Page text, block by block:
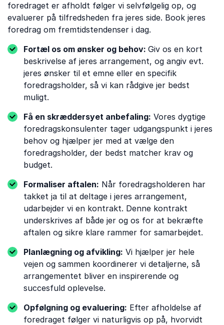
foredraget er afholdt følger vi selvfølgelig op, og
evaluerer på tilfredsheden fra jeres side. Book jeres
foredrag om fremtidstendenser i dag.
Fortæl os om ønsker og behov: Giv os en kort
beskrivelse af jeres arrangement, og angiv evt.
jeres ønsker til et emne eller en specifik
foredragsholder, så vi kan rådgive jer bedst
muligt.
Få en skræddersyet anbefaling: Vores dygtige
foredragskonsulenter tager udgangspunkt i jeres
behov og hjælper jer med at vælge den
foredragsholder, der bedst matcher krav og
budget.
Formaliser aftalen: Når foredragsholderen har
takket ja til at deltage i jeres arrangement,
udarbejder vi en kontrakt. Denne kontrakt
underskrives af både jer og os for at bekræfte
aftalen og sikre klare rammer for samarbejdet.
Planlægning og afvikling: Vi hjælper jer hele
vejen og sammen koordinerer vi detaljerne, så
arrangementet bliver en inspirerende og
succesfuld oplevelse.
Opfølgning og evaluering: Efter afholdelse af
foredraget følger vi naturligvis op på, hvorvidt